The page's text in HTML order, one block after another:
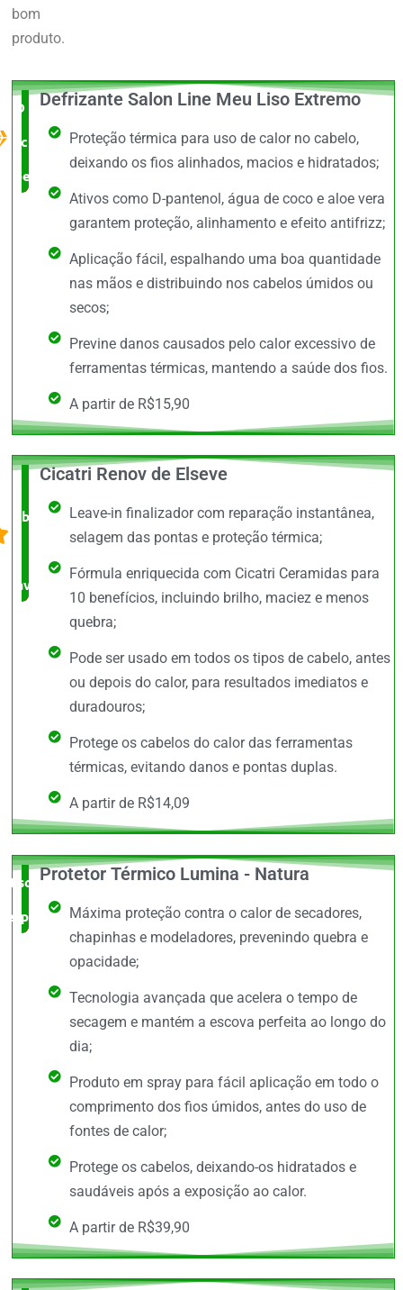
bom
produto.
O Melhor
custo x
benefício
Defrizante Salon Line Meu Liso Extremo
Proteção térmica para uso de calor no cabelo,
deixando os fios alinhados, macios e hidratados;
Ativos como D-pantenol, água de coco e aloe vera
garantem proteção, alinhamento e efeito antifrizz;
Aplicação fácil, espalhando uma boa quantidade
nas mãos e distribuindo nos cabelos úmidos ou
secos;
Previne danos causados pelo calor excessivo de
ferramentas térmicas, mantendo a saúde dos fios.
A partir de R$15,90
O +
barato,
avaliado!
Cicatri Renov de Elseve
Leave-in finalizador com reparação instantânea,
selagem das pontas e proteção térmica;
Fórmula enriquecida com Cicatri Ceramidas para
10 benefícios, incluindo brilho, maciez e menos
quebra;
Pode ser usado em todos os tipos de cabelo, antes
ou depois do calor, para resultados imediatos e
duradouros;
Protege os cabelos do calor das ferramentas
térmicas, evitando danos e pontas duplas.
A partir de R$14,09
Escolha do
especialista
Protetor Térmico Lumina - Natura
Máxima proteção contra o calor de secadores,
chapinhas e modeladores, prevenindo quebra e
opacidade;
Tecnologia avançada que acelera o tempo de
secagem e mantém a escova perfeita ao longo do
dia;
Produto em spray para fácil aplicação em todo o
comprimento dos fios úmidos, antes do uso de
fontes de calor;
Protege os cabelos, deixando-os hidratados e
saudáveis após a exposição ao calor.
A partir de R$39,90